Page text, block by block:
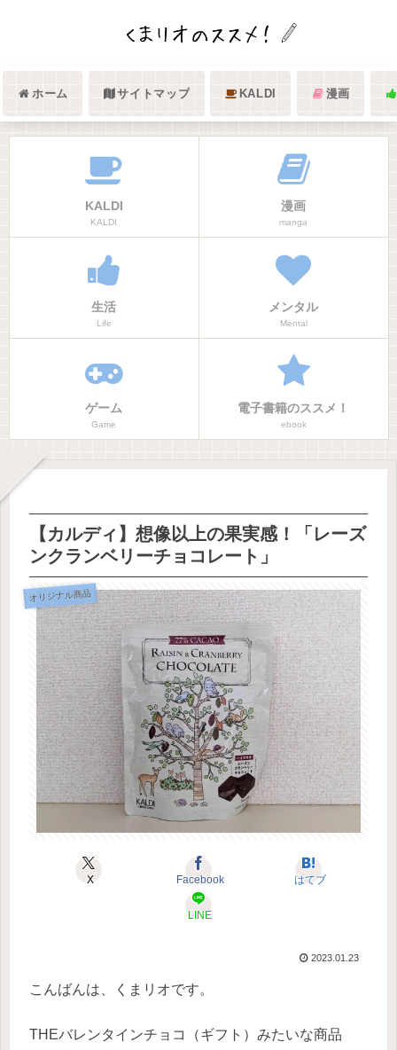
ホーム サイトマップ KALDI 漫画
KALDI
KALDI
漫画
manga
生活
Life
メンタル
Mental
ゲーム
Game
電子書籍のススメ！
ebook
【カルディ】想像以上の果実感！「レーズ
ンクランベリーチョコレート」
オリジナル商品
X Facebook はてブ
LINE
2023.01.23
こんばんは、くまリオです。
THEバレンタインチョコ（ギフト）みたいな商品